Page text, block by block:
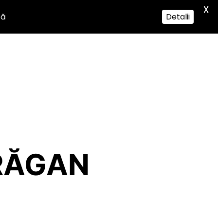
Detalii
X